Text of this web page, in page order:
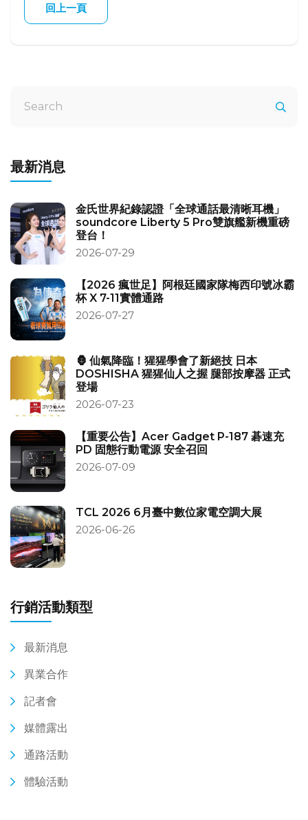
回上一頁
最新消息
金氏世界紀錄認證「全球通話最清晰耳機」
soundcore Liberty 5 Pro雙旗艦新機重磅
登台！
2026-07-29
【2026 瘋世足】阿根廷國家隊梅西印號冰霸
杯 X 7-11實體通路
2026-07-27
🦍 仙氣降臨！猩猩學會了新絕技 日本
DOSHISHA 猩猩仙人之握 腿部按摩器 正式
登場
2026-07-23
【重要公告】Acer Gadget P-187 碁速充
PD 固態行動電源 安全召回
2026-07-09
TCL 2026 6月臺中數位家電空調大展
2026-06-26
行銷活動類型
最新消息
異業合作
記者會
媒體露出
通路活動
體驗活動